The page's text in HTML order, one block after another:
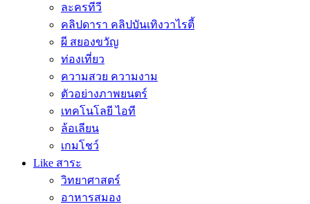
ละครทีวี
คลิปดารา คลิปบันเทิงวาไรตี้
ผี สยองขวัญ
ท่องเที่ยว
ความสวย ความงาม
ตัวอย่างภาพยนตร์
เทคโนโลยี ไอที
ล้อเลียน
เกมโชว์
Like สาระ
วิทยาศาสตร์
อาหารสมอง